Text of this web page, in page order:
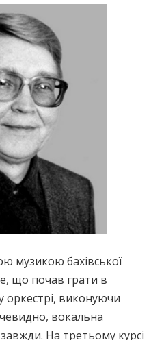
музикою бахівської
що почав грати в
виконуючи
вокальна
На третьому курсі